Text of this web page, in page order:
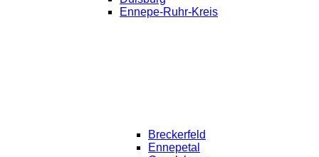
Ennepe-Ruhr-Kreis
Breckerfeld
Ennepetal